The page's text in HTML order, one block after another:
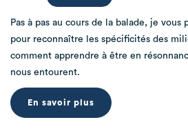
Pas à pas au cours de la balade, je vous
pour reconnaître les spécificités des
comment apprendre à être en
nous entourent.
En savoir plus